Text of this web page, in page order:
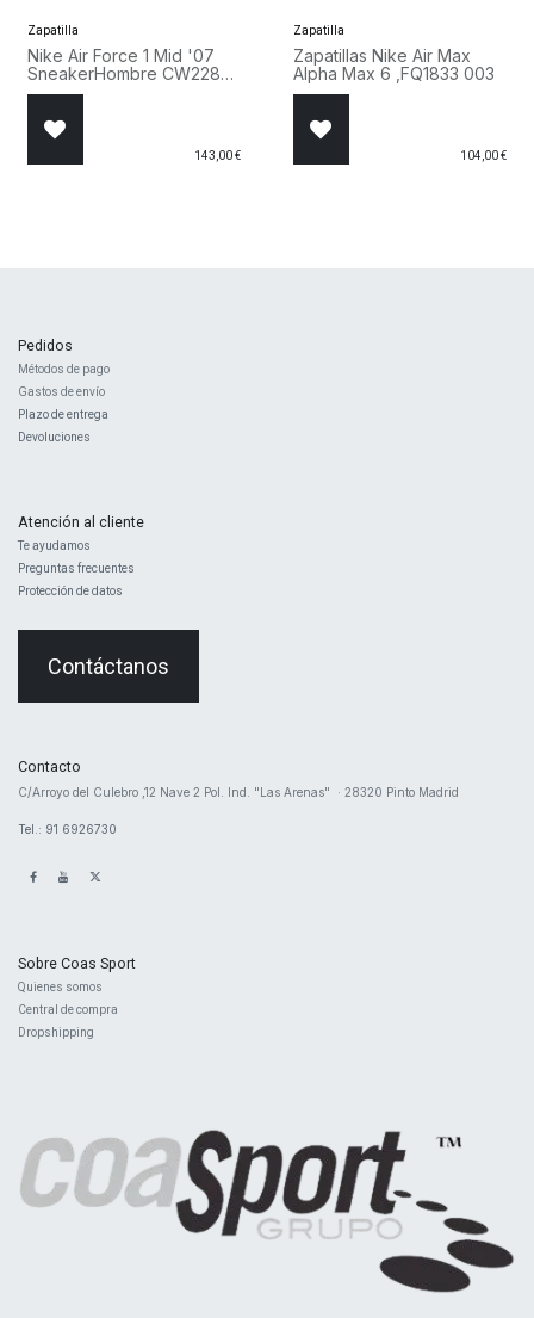
Zapatilla
Nike Air Force 1 Mid '07
SneakerHombre CW2289
001
143,00€
Zapatilla
Zapatillas Nike Air Max
Alpha Max 6 ,FQ1833 003
104,00€
Pedidos
Métodos de pago
Gastos de envío
Plazo de entrega
Devoluciones
Atención al cliente
Te ayudamos
Preguntas frecuentes
Protección de datos
Contáctanos
Contacto
​C/Arroyo del Culebro ,12 Nave 2 ​Pol. Ind. "Las Arenas" · 28320 Pinto Madrid
Tel.: 91 6926730
Sobre Coas Sport
Quienes ​somos
Central de compra
Dropshipping